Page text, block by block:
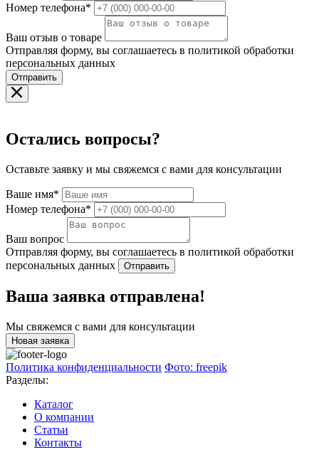
Номер телефона*
Ваш отзыв о товаре
Отправляя форму, вы соглашаетесь в политикой обработки
персональных данных
Отправить
Остались вопросы?
Оставьте заявку и мы свяжемся с вами для консультации
Ваше имя*
Номер телефона*
Ваш вопрос
Отправляя форму, вы соглашаетесь в политикой обработки
персональных данных
Отправить
Ваша заявка отправлена!
Мы свяжемся с вами для консультации
Новая заявка
Политика конфиденциальности Фото: freepik
Разделы:
Каталог
О компании
Статьи
Контакты